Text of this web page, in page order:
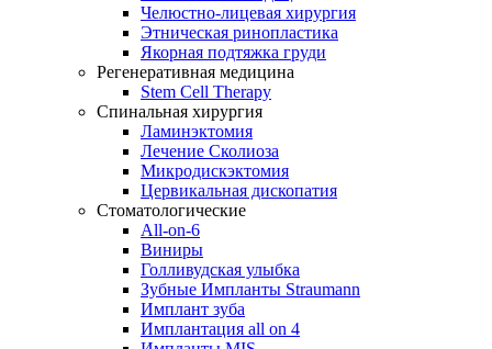
Челюстно-лицевая хирургия
Этническая ринопластика
Якорная подтяжка груди
Регенеративная медицина
Stem Cell Therapy
Спинальная хирургия
Ламинэктомия
Лечение Сколиоза
Микродискэктомия
Цервикальная дископатия
Стоматологические
All-on-6
Виниры
Голливудская улыбка
Зубные Импланты Straumann
Имплант зуба
Имплантация all on 4